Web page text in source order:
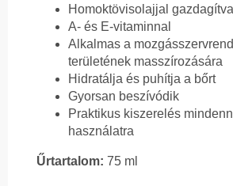
Homoktövisolajjal gazdagítva
A- és E-vitaminnal
Alkalmas a
területének masszírozására
Hidratálja és puhítja a bőrt
Gyorsan beszívódik
Praktikus kiszerelés
használatra
Űrtartalom: 75 ml